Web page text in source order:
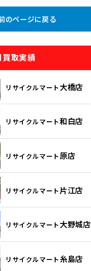
のページに戻る
買取実績
リサイクルマート 大橋店
リサイクルマート和白店
リサイクルマート 原店
リサイクルマート 片江店
リサイクルマート 大野城店
リサイクルマート 糸島店